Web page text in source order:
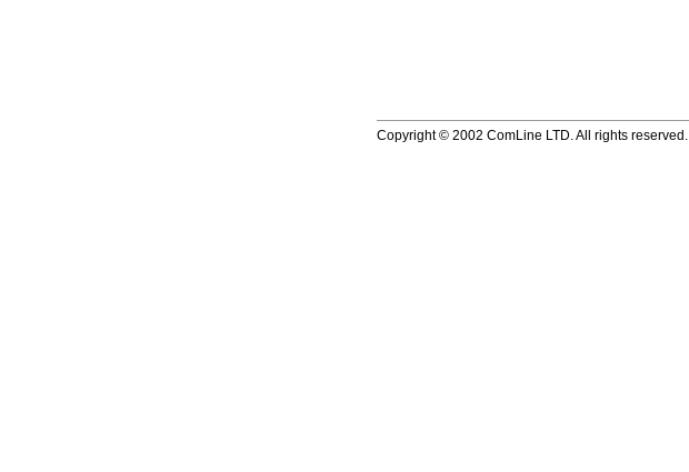
Copyright © 2002 ComLine LTD. All rights reserved.